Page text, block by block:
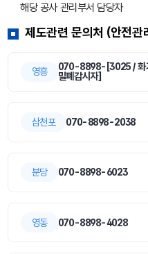
해당 공사 관리부서 담당자
제도관련 문의처 (안전관
영흥
070-8898-[3025 / 화
밀폐감시자]
삼천포 070-8898-2038
분당 070-8898-6023
영동 070-8898-4028